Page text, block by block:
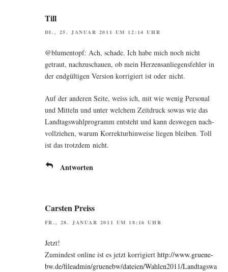
Till
DI., 25. JANUAR 2011 UM 12:14 UHR
@blumentopf: Ach, scha­de. Ich habe mich noch nicht
getraut, nach­zu­schau­en, ob mein Her­zens­an­lie­gens­feh­ler in
der end­gül­ti­gen Ver­si­on kor­ri­giert ist oder nicht.
Auf der ande­ren Sei­te, weiss ich, mit wie wenig Per­so­nal
und Mit­teln und unter wel­chem Zeit­druck sowas wie das
Land­tags­wahl­pro­gramm ent­steht und kann des­we­gen nach­
voll­zie­hen, war­um Kor­rek­tur­hin­wei­se lie­gen blei­ben. Toll
ist das trotz­dem nicht.
Antworten
Carsten Preiss
FR., 28. JANUAR 2011 UM 18:16 UHR
Jetzt!
Zumin­dest online ist es jetzt kor­ri­giert http://www.gruene-
bw.de/fileadmin/gruenebw/dateien/Wahlen2011/Landtagswa